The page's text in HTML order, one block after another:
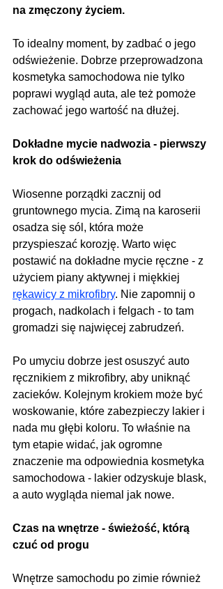
na zmęczony życiem.
To idealny moment, by zadbać o jego
odświeżenie. Dobrze przeprowadzona
kosmetyka samochodowa nie tylko
poprawi wygląd auta, ale też pomoże
zachować jego wartość na dłużej.
Dokładne mycie nadwozia - pierwszy
krok do odświeżenia
Wiosenne porządki zacznij od
gruntownego mycia. Zimą na karoserii
osadza się sól, która może
przyspieszać korozję. Warto więc
postawić na dokładne mycie ręczne - z
użyciem piany aktywnej i miękkiej
rękawicy z mikrofibry. Nie zapomnij o
progach, nadkolach i felgach - to tam
gromadzi się najwięcej zabrudzeń.
Po umyciu dobrze jest osuszyć auto
ręcznikiem z mikrofibry, aby uniknąć
zacieków. Kolejnym krokiem może być
woskowanie, które zabezpieczy lakier i
nada mu głębi koloru. To właśnie na
tym etapie widać, jak ogromne
znaczenie ma odpowiednia kosmetyka
samochodowa - lakier odzyskuje blask,
a auto wygląda niemal jak nowe.
Czas na wnętrze - świeżość, którą
czuć od progu
Wnętrze samochodu po zimie również